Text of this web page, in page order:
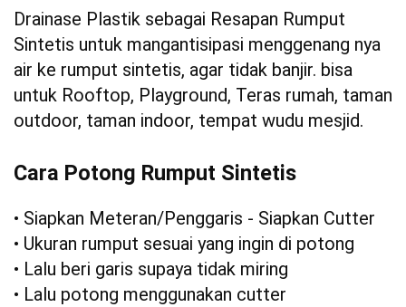
Drainase Plastik sebagai Resapan Rumput
Sintetis untuk mangantisipasi menggenang nya
air ke rumput sintetis, agar tidak banjir. bisa
untuk Rooftop, Playground, Teras rumah, taman
outdoor, taman indoor, tempat wudu mesjid.
Cara Potong Rumput Sintetis
• Siapkan Meteran/Penggaris - Siapkan Cutter
• Ukuran rumput sesuai yang ingin di potong
• Lalu beri garis supaya tidak miring
• Lalu potong menggunakan cutter